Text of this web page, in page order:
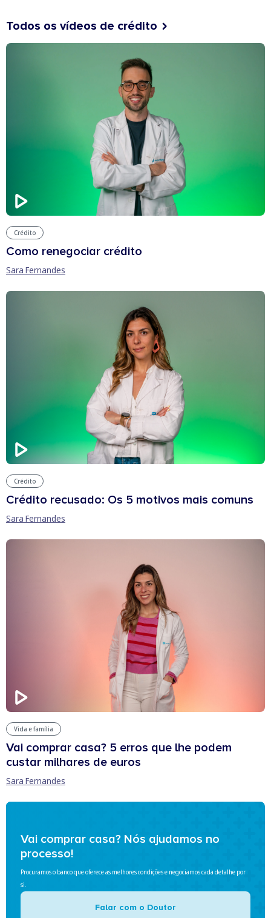
Todos os vídeos de crédito
Crédito
Como renegociar crédito
Sara Fernandes
Crédito
Crédito recusado: Os 5 motivos mais comuns
Sara Fernandes
Vida e família
Vai comprar casa? 5 erros que lhe podem
custar milhares de euros
Sara Fernandes
Vai comprar casa? Nós ajudamos no
processo!
Procuramos o banco que oferece as melhores condições e negociamos cada detalhe por
si.
Falar com o Doutor